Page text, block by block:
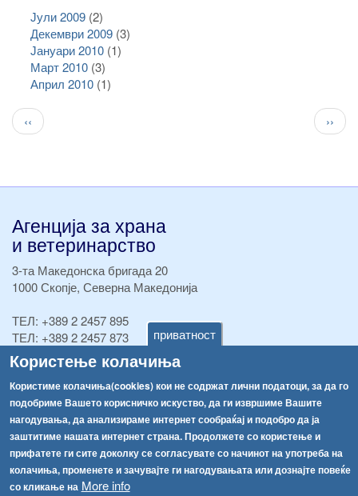
приватност
Користење колачиња
Користиме колачиња(cookies) кои не содржат лични податоци, за да го
подобриме Вашето корисничко искуство, да ги извршиме Вашите
нагодувања, да анализираме интернет сообраќај и подобро да ја
заштитиме нашата интернет страна. Продолжете со користење и
прифатете ги сите доколку се согласувате со начинот на употреба на
колачиња, променете и зачувајте ги нагодувањата или дознајте повеќе
со кликање на More info
Јули 2009(2)
Декември 2009(3)
Јануари 2010(1)
Март 2010(3)
Април 2010(1)
Pagination
Previous
page
‹‹ ››
Агенција за храна
и ветеринарство
3-та Македонска бригада 20
1000 Скопје, Северна Македонија
ТЕЛ: +389 2 2457 895
ТЕЛ: +389 2 2457 873
Факс:
Факс:+389 2 2457 871
info@fva.gov.mk
[АХВ-претходна страна]
Соопштенија
Република Бугарија ги засили официјалните контроли при увоз на свежо овошје и зеленчук
Навигација
Архива